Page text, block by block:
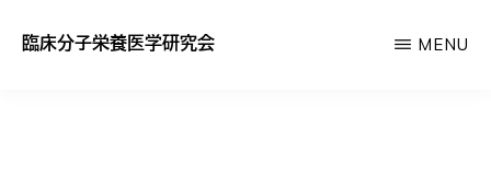
臨床分子栄養医学研究会 MENU